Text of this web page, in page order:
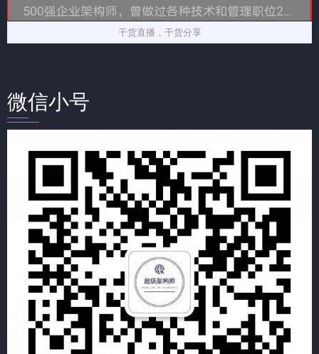
干货直播，干货分享
微信小号